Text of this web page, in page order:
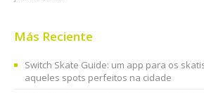
Más Reciente
Switch Skate Guide: um app para os
aqueles spots perfeitos na cidade